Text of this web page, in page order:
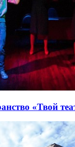
«Твой